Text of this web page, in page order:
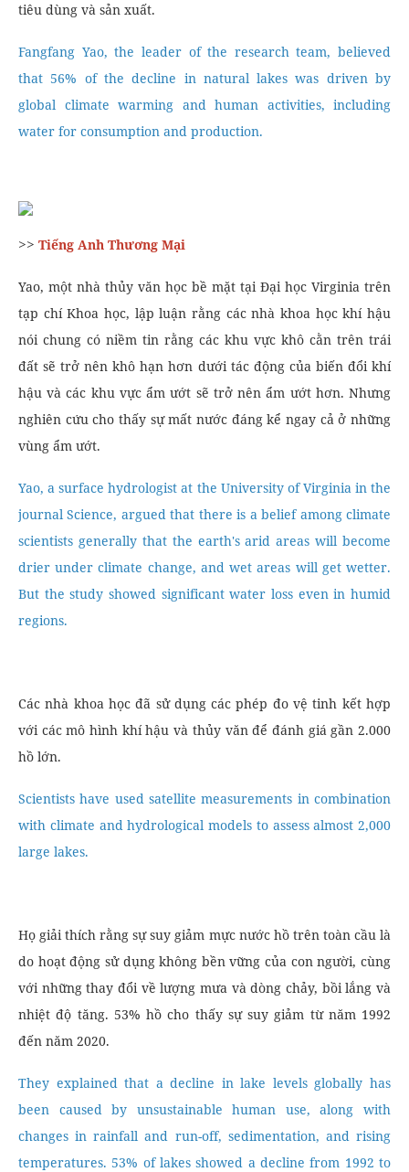
tiêu dùng và sản xuất.
Fangfang Yao, the leader of the research team, believed
that 56% of the decline in natural lakes was driven by
global climate warming and human activities, including
water for consumption and production.
>> Tiếng Anh Thương Mại
Yao, một nhà thủy văn học bề mặt tại Đại học Virginia trên
tạp chí Khoa học, lập luận rằng các nhà khoa học khí hậu
nói chung có niềm tin rằng các khu vực khô cằn trên trái
đất sẽ trở nên khô hạn hơn dưới tác động của biến đổi khí
hậu và các khu vực ẩm ướt sẽ trở nên ẩm ướt hơn. Nhưng
nghiên cứu cho thấy sự mất nước đáng kể ngay cả ở những
vùng ẩm ướt.
Yao, a surface hydrologist at the University of Virginia in the
journal Science, argued that there is a belief among climate
scientists generally that the earth's arid areas will become
drier under climate change, and wet areas will get wetter.
But the study showed significant water loss even in humid
regions.
Các nhà khoa học đã sử dụng các phép đo vệ tinh kết hợp
với các mô hình khí hậu và thủy văn để đánh giá gần 2.000
hồ lớn.
Scientists have used satellite measurements in combination
with climate and hydrological models to assess almost 2,000
large lakes.
Họ giải thích rằng sự suy giảm mực nước hồ trên toàn cầu là
do hoạt động sử dụng không bền vững của con người, cùng
với những thay đổi về lượng mưa và dòng chảy, bồi lắng và
nhiệt độ tăng. 53% hồ cho thấy sự suy giảm từ năm 1992
đến năm 2020.
They explained that a decline in lake levels globally has
been caused by unsustainable human use, along with
changes in rainfall and run-off, sedimentation, and rising
temperatures. 53% of lakes showed a decline from 1992 to